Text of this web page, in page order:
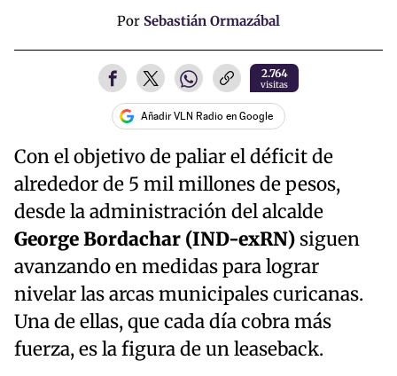
Por Sebastián Ormazábal
2.764
visitas
Añadir VLN Radio en Google
Con el objetivo de paliar el déficit de
alrededor de 5 mil millones de pesos,
desde la administración del alcalde
George Bordachar (IND-exRN) siguen
avanzando en medidas para lograr
nivelar las arcas municipales curicanas.
Una de ellas, que cada día cobra más
fuerza, es la figura de un leaseback.